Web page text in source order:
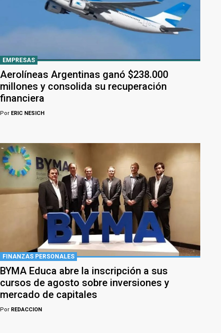
EMPRESAS
Aerolíneas Argentinas ganó $238.000
millones y consolida su recuperación
financiera
Por ERIC NESICH
FINANZAS PERSONALES
BYMA Educa abre la inscripción a sus
cursos de agosto sobre inversiones y
mercado de capitales
Por REDACCION